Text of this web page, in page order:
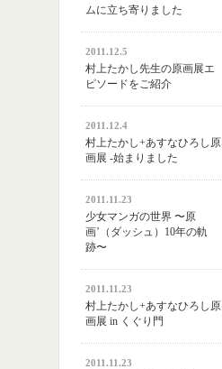
ムに立ち寄りました
2011.12.5
村上たかし先生の原画展エ
ピソードをご紹介
2011.12.4
村上たかし+あすなひろし原
画展 -始まりました
2011.11.23
少女マンガの世界 〜原
画’（ダッシュ）10年の軌
跡〜
2011.11.23
村上たかし+あすなひろし原
画展 in くぐり門
2011.11.23